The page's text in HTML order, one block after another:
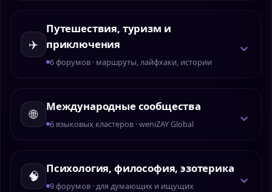
✈️
Путешествия, туризм и
приключения
6 форумов · маршруты, лайфхаки, истории
⌄
🌐 Международные сообщества
6 языковых кластеров · weniZAY Global ⌄
🧠 Психология, философия, эзотерика
9 форумов · для думающих и ищущих ⌄